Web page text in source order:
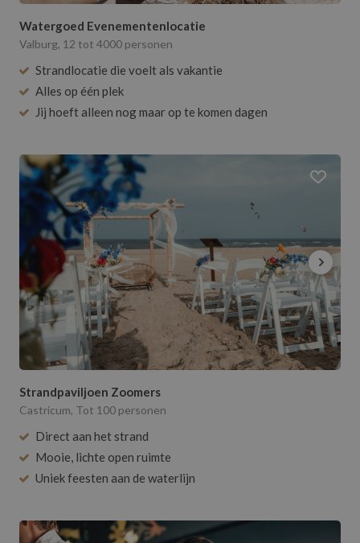
Watergoed Evenementenlocatie
Valburg, 12 tot 4000 personen
Strandlocatie die voelt als vakantie
Alles op één plek
Jij hoeft alleen nog maar op te komen dagen
Strandpaviljoen Zoomers
Castricum, Tot 100 personen
Direct aan het strand
Mooie, lichte open ruimte
Uniek feesten aan de waterlijn